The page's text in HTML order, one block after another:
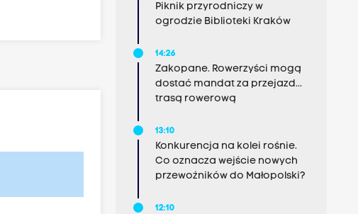
Piknik przyrodniczy w
ogrodzie Biblioteki Kraków
14:26
Zakopane. Rowerzyści mogą
dostać mandat za przejazd...
trasą rowerową
13:10
Konkurencja na kolei rośnie.
Co oznacza wejście nowych
przewoźników do Małopolski?
12:10